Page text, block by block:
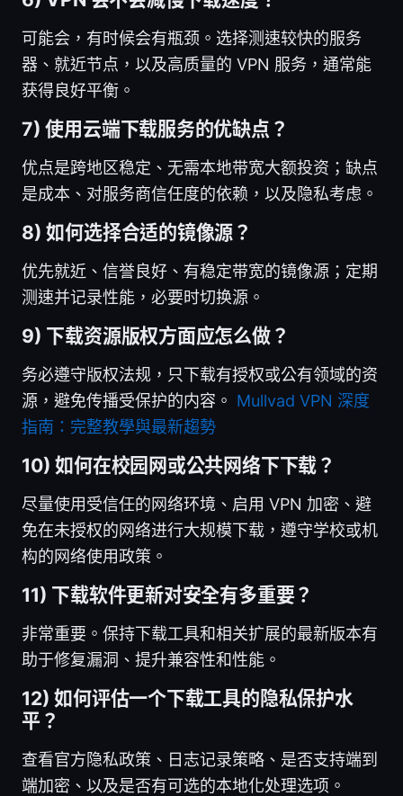
可能会，有时候会有瓶颈。选择测速较快的服务
器、就近节点，以及高质量的 VPN 服务，通常能
获得良好平衡。
7) 使用云端下载服务的优缺点？
优点是跨地区稳定、无需本地带宽大额投资；缺点
是成本、对服务商信任度的依赖，以及隐私考虑。
8) 如何选择合适的镜像源？
优先就近、信誉良好、有稳定带宽的镜像源；定期
测速并记录性能，必要时切换源。
9) 下载资源版权方面应怎么做？
务必遵守版权法规，只下载有授权或公有领域的资
源，避免传播受保护的内容。 Mullvad VPN 深度
指南：完整教學與最新趨勢
10) 如何在校园网或公共网络下下载？
尽量使用受信任的网络环境、启用 VPN 加密、避
免在未授权的网络进行大规模下载，遵守学校或机
构的网络使用政策。
11) 下载软件更新对安全有多重要？
非常重要。保持下载工具和相关扩展的最新版本有
助于修复漏洞、提升兼容性和性能。
12) 如何评估一个下载工具的隐私保护水
平？
查看官方隐私政策、日志记录策略、是否支持端到
端加密、以及是否有可选的本地化处理选项。